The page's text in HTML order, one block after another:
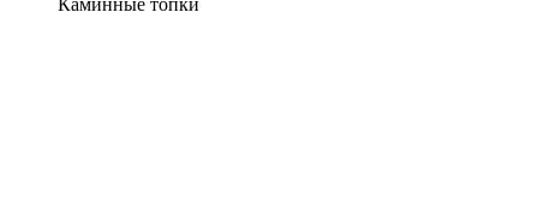
Каминные топки